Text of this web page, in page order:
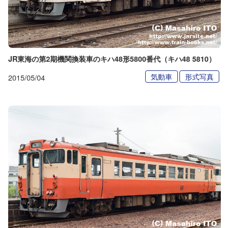
JR東海の第2期機関換装車のキハ48形5800番代（キハ48 5810）
2015/05/04 気動車 形式写真